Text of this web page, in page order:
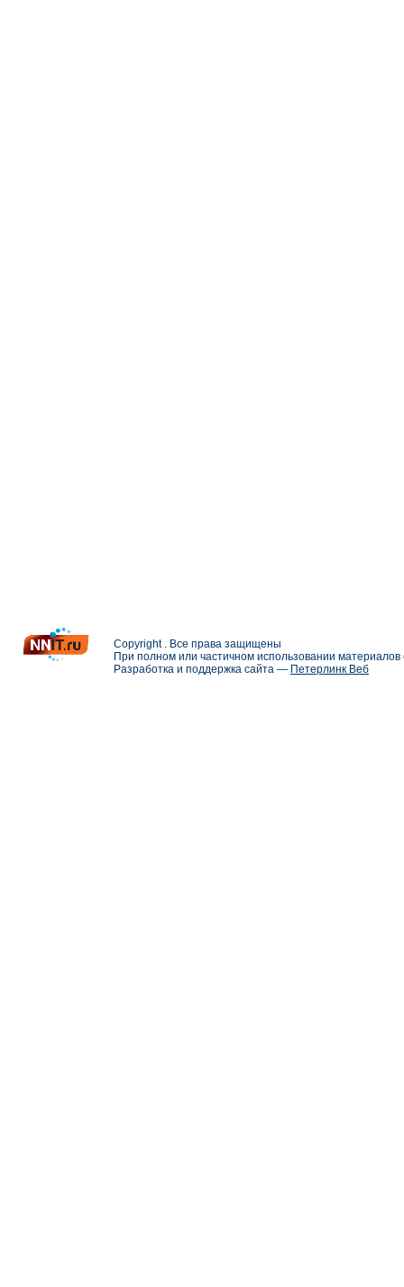
Copyright . Все права защищены
При полном или частичном использовании
Разработка и поддержка сайта — Петерлинк Веб